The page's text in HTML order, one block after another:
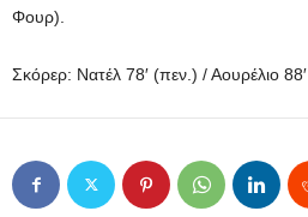
Φουρ).
Σκόρερ: Νατέλ 78′ (πεν.) / Αουρέλιο 88′